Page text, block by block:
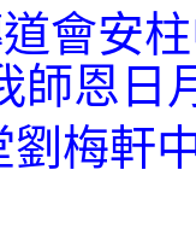
會安
師恩日
梅軒